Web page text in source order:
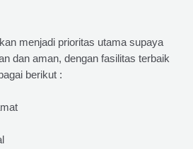
menjadi prioritas utama supaya
dan aman, dengan fasilitas terbaik
berikut :